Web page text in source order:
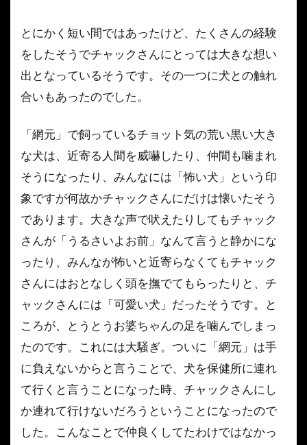
とにかく短い間ではあったけど、たくさんの経験
をしたそうでチャックさんにとっては大きな想い
出となっているそうです。その一つに犬との触れ
合いもあったのでした。
「網元」で飼っているチョット気の荒い黒い大き
な犬は、近寄る人間を威嚇したり、仲間も噛まれ
そうになったり、みんなには「怖い犬」という印
象ですが何故かチャックさんにだけは懐いたそう
であります。大きな声で吠えたりしてもチャック
さんが「うるさいよお前」なんて言うと静かにな
ったり、みんなが怖いと近寄らなくてもチャック
さんにはおとなしく頭を撫でてもらったりと、チ
ャックさんには「可愛い犬」だったそうです。と
ころが、とうとうお婆ちゃんの足を噛んでしまっ
たのです。これには大騒ぎ。ついに「網元」は手
に負えないからと言うことで、犬を保健所に連れ
て行くと言うことになった時、チャックさんにし
か連れて行けないだろうということになったので
した。こんなことで仲良くしてたわけではなかっ